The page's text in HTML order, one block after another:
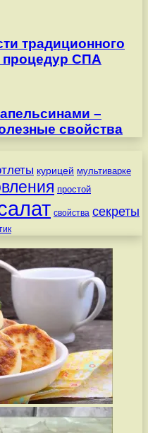
традиционного
процедур СПА
–
свойства
курицей мультиварке
простой
свойства секреты